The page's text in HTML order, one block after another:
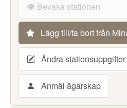
👁️ Bevaka stationen
Lägg till/ta bort från
Ändra stationsuppgifter
Anmäl ägarskap